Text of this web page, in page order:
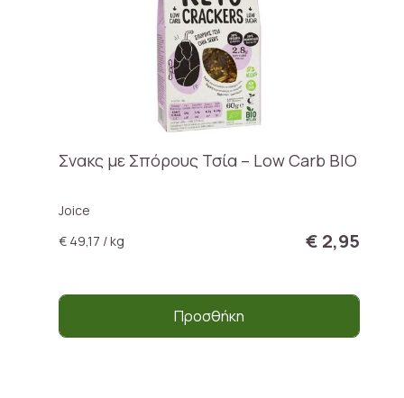
Σνακς με Σπόρους Τσία – Low Carb ΒΙΟ
Joice
€ 49,17 / kg
€ 2,95
Προσθήκη